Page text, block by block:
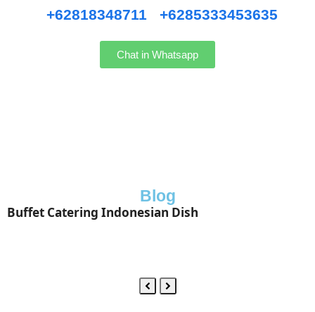
+62818348711 +6285333453635
Chat in Whatsapp
Blog
Buffet Catering Indonesian Dish